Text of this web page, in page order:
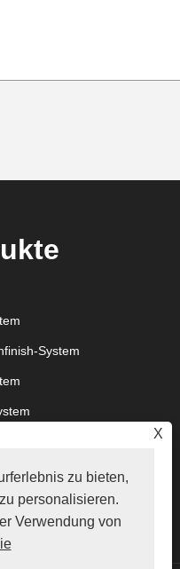
System
X
zu bieten,
personalisieren.
Verwendung von